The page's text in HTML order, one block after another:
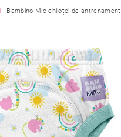
CONDIȚII CONTACT
Bambino Mio chiloței de antrenament